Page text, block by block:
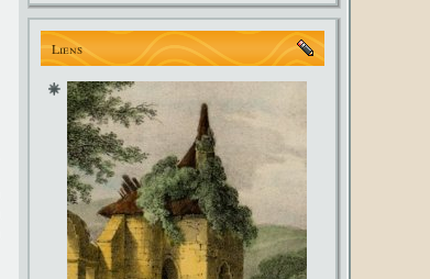
Liens